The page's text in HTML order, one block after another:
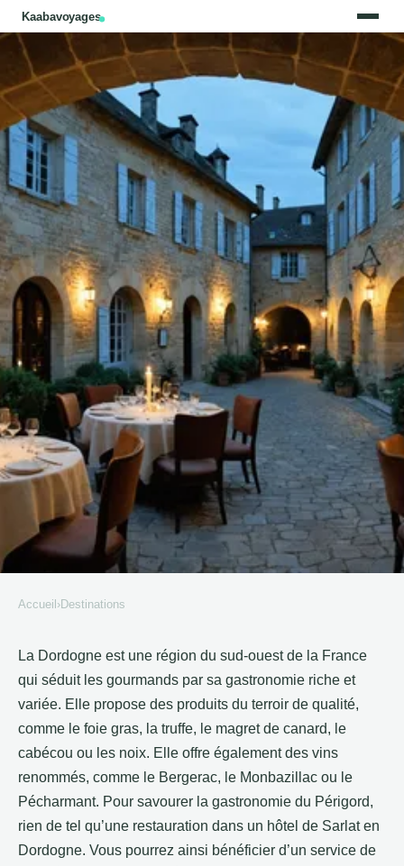
Restauration dans un hôtel de
Sarlat en Dordogne : comment
savourer la gastronomie du
Périgord ?
Verninac 3 août 2023 5 min de lecture
Accueil ›Destinations
La Dordogne est une région du sud-ouest de la France
qui séduit les gourmands par sa gastronomie riche et
variée. Elle propose des produits du terroir de qualité,
comme le foie gras, la truffe, le magret de canard, le
cabécou ou les noix. Elle offre également des vins
renommés, comme le Bergerac, le Monbazillac ou le
Pécharmant. Pour savourer la gastronomie du Périgord,
rien de tel qu’une restauration dans un hôtel de Sarlat en
Dordogne. Vous pourrez ainsi bénéficier d’un service de